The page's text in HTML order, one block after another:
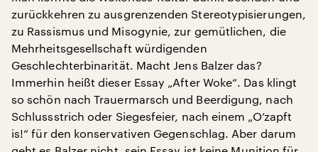
zurückkehren zu ausgrenzenden Stereotypisierungen,
zu Rassismus und Misogynie, zur gemütlichen, die
Mehrheitsgesellschaft würdigenden
Geschlechterbinarität. Macht Jens Balzer das?
Immerhin heißt dieser Essay „After Woke“. Das klingt
so schön nach Trauermarsch und Beerdigung, nach
Schlussstrich oder Siegesfeier, nach einem „O’zapft
is!“ für den konservativen Gegenschlag. Aber darum